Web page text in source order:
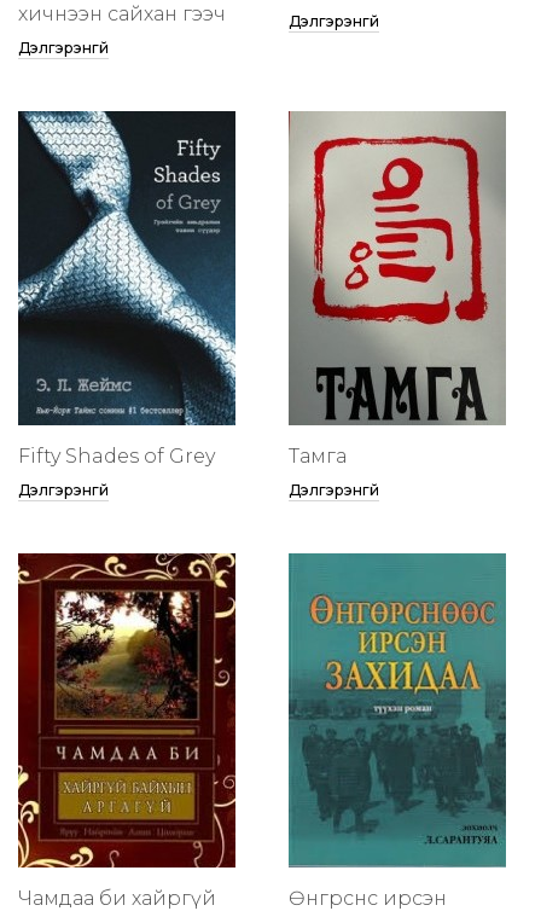
хичнээн сайхан гээч
Дэлгэрэнгүй
Дэлгэрэнгүй
Fifty Shades of Grey
Дэлгэрэнгүй
Тамга
Дэлгэрэнгүй
Чамдаа би хайргүй
Өнгөрснөөс ирсэн